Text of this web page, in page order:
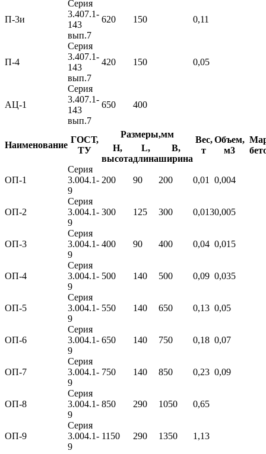
П-3и
Серия
3.407.1-
143
вып.7
620 150 0,11
П-4
Серия
3.407.1-
143
вып.7
420 150 0,05
АЦ-1
Серия
3.407.1-
143
вып.7
650 400
Наименование
ГОСТ,
ТУ
Размеры,мм
Вес,
т
Объем,
м3
H,
высота
L,
длина
B,
ширина
ОП-1
Серия
3.004.1-
9
200 90 200 0,01 0,004
ОП-2
Серия
3.004.1-
9
300 125 300 0,0130,005
ОП-3
Серия
3.004.1-
9
400 90 400 0,04 0,015
ОП-4
Серия
3.004.1-
9
500 140 500 0,09 0,035
ОП-5
Серия
3.004.1-
9
550 140 650 0,13 0,05
ОП-6
Серия
3.004.1-
9
650 140 750 0,18 0,07
ОП-7
Серия
3.004.1-
9
750 140 850 0,23 0,09
ОП-8
Серия
3.004.1-
9
850 290 1050 0,65
ОП-9
Серия
3.004.1-
9
1150 290 1350 1,13